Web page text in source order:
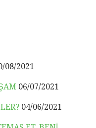
08/2021
06/07/2021
04/06/2021